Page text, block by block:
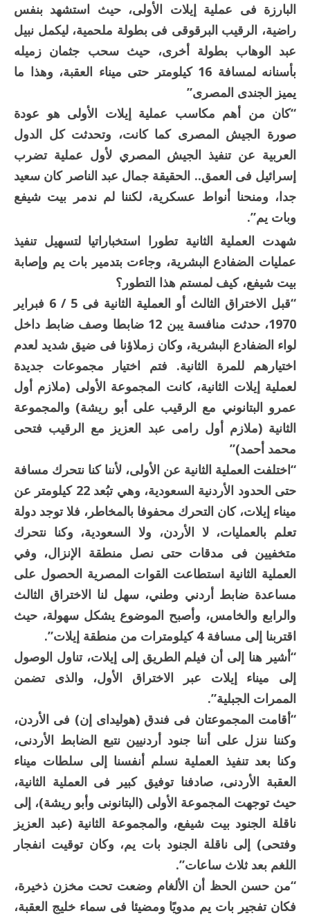
البارزة فى عملية إيلات الأولى، حيث استشهد بنفس
راضية، الرقيب البرقوقى فى بطولة ملحمية، ليكمل نبيل
عبد الوهاب بطولة أخرى، حيث سحب جثمان زميله
بأسنانه لمسافة 16 كيلومتر حتى ميناء العقبة، وهذا ما
يميز الجندى المصرى”
“كان من أهم مكاسب عملية إيلات الأولى هو عودة
صورة الجيش المصرى كما كانت، وتحدثت كل الدول
العربية عن تنفيذ الجيش المصري لأول عملية تضرب
إسرائيل فى العمق.. الحقيقة جمال عبد الناصر كان سعيد
جدا، ومنحنا أنواط عسكرية، لكننا لم ندمر بيت شيفع
وبات يم”.
شهدت العملية الثانية تطورا استخباراتيا لتسهيل تنفيذ
عمليات الضفادع البشرية، وجاءت بتدمير بات يم وإصابة
بيت شيفع، كيف لمستم هذا التطور؟
“قبل الاختراق الثالث أو العملية الثانية فى 5 / 6 فبراير
1970، حدثت منافسة يبن 12 ضابطا وصف ضابط داخل
لواء الضفادع البشرية، وكان زملاؤنا فى ضيق شديد لعدم
اختيارهم للمرة الثانية. فتم اختيار مجموعات جديدة
لعملية إيلات الثانية، كانت المجموعة الأولى (ملازم أول
عمرو البتانوني مع الرقيب على أبو ريشة) والمجموعة
الثانية (ملازم أول رامى عبد العزيز مع الرقيب فتحى
محمد أحمد)”
“اختلفت العملية الثانية عن الأولى، لأننا كنا نتحرك مسافة
حتى الحدود الأردنية السعودية، وهي تبُعد 22 كيلومتر عن
ميناء إيلات، كان التحرك محفوفا بالمخاطر، فلا توجد دولة
تعلم بالعمليات، لا الأردن، ولا السعودية، وكنا نتحرك
متخفيين فى مدقات حتى نصل منطقة الإنزال، وفي
العملية الثانية استطاعت القوات المصرية الحصول على
مساعدة ضابط أردني وطني، سهل لنا الاختراق الثالث
والرابع والخامس، وأصبح الموضوع يشكل سهولة، حيث
اقتربنا إلى مسافة 4 كيلومترات من منطقة إيلات”.
“أشير هنا إلى أن فيلم الطريق إلى إيلات، تناول الوصول
إلى ميناء إيلات عبر الاختراق الأول، والذى تضمن
الممرات الجبلية”.
“أقامت المجموعتان فى فندق (هوليداى إن) فى الأردن،
وكننا ننزل على أننا جنود أردنيين نتبع الضابط الأردنى،
وكنا بعد تنفيذ العملية نسلم أنفسنا إلى سلطات ميناء
العقبة الأردنى، صادفنا توفيق كبير فى العملية الثانية،
حيث توجهت المجموعة الأولى (البتانونى وأبو ريشة)، إلى
ناقلة الجنود بيت شيفع، والمجموعة الثانية (عبد العزيز
وفتحى) إلى ناقلة الجنود بات يم، وكان توقيت انفجار
اللغم بعد ثلاث ساعات”.
“من حسن الحظ أن الألغام وضعت تحت مخزن ذخيرة،
فكان تفجير بات يم مدويًا ومضيئا فى سماء خليج العقبة،